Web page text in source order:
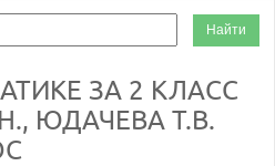
ЗА 2 КЛАСС
ЮДАЧЕВА Т.В.